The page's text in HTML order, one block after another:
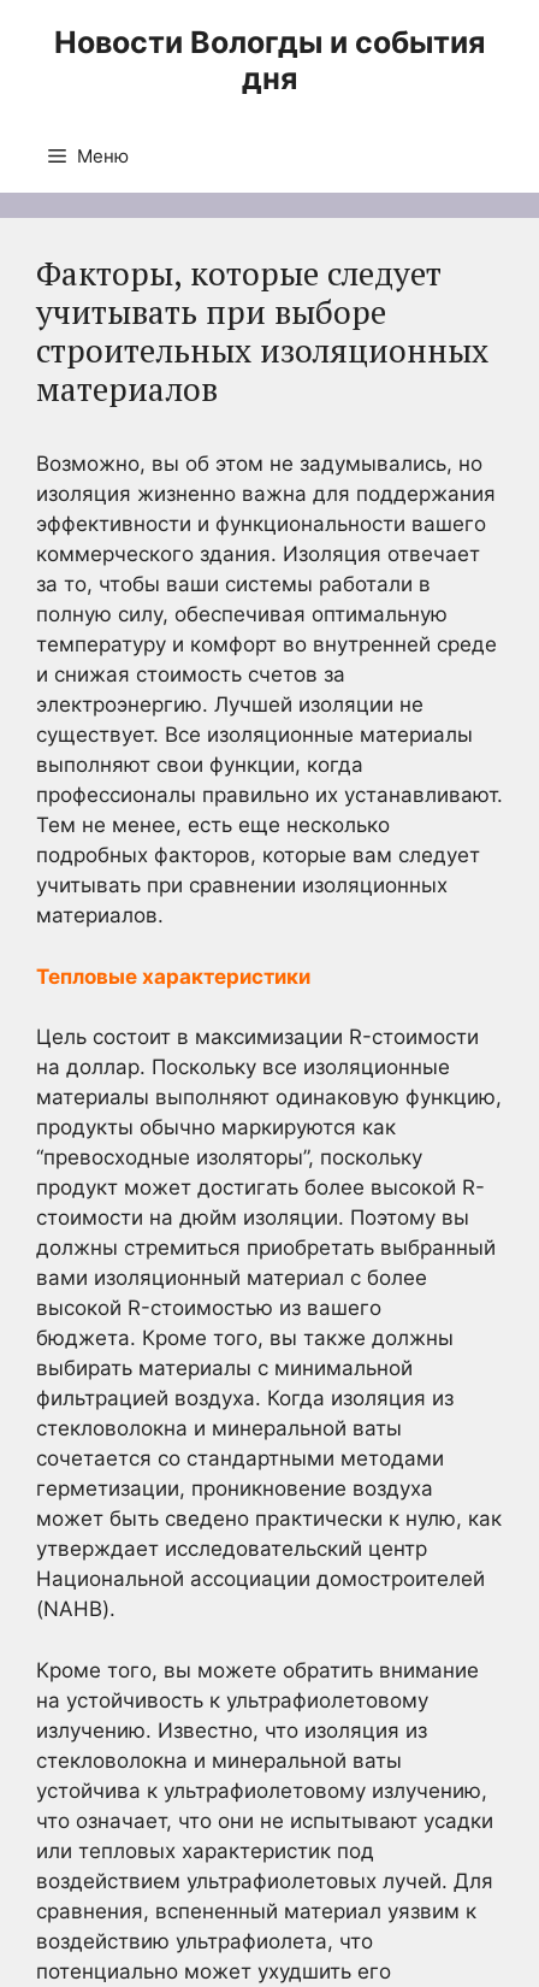
Новости Вологды и события
дня
Меню
Факторы, которые следует
учитывать при выборе
строительных изоляционных
материалов
Возможно, вы об этом не задумывались, но
изоляция жизненно важна для поддержания
эффективности и функциональности вашего
коммерческого здания. Изоляция отвечает
за то, чтобы ваши системы работали в
полную силу, обеспечивая оптимальную
температуру и комфорт во внутренней среде
и снижая стоимость счетов за
электроэнергию. Лучшей изоляции не
существует. Все изоляционные материалы
выполняют свои функции, когда
профессионалы правильно их устанавливают.
Тем не менее, есть еще несколько
подробных факторов, которые вам следует
учитывать при сравнении изоляционных
материалов.
Тепловые характеристики
Цель состоит в максимизации R-стоимости
на доллар. Поскольку все изоляционные
материалы выполняют одинаковую функцию,
продукты обычно маркируются как
“превосходные изоляторы”, поскольку
продукт может достигать более высокой R-
стоимости на дюйм изоляции. Поэтому вы
должны стремиться приобретать выбранный
вами изоляционный материал с более
высокой R-стоимостью из вашего
бюджета. Кроме того, вы также должны
выбирать материалы с минимальной
фильтрацией воздуха. Когда изоляция из
стекловолокна и минеральной ваты
сочетается со стандартными методами
герметизации, проникновение воздуха
может быть сведено практически к нулю, как
утверждает исследовательский центр
Национальной ассоциации домостроителей
(NAHB).
Кроме того, вы можете обратить внимание
на устойчивость к ультрафиолетовому
излучению. Известно, что изоляция из
стекловолокна и минеральной ваты
устойчива к ультрафиолетовому излучению,
что означает, что они не испытывают усадки
или тепловых характеристик под
воздействием ультрафиолетовых лучей. Для
сравнения, вспененный материал уязвим к
воздействию ультрафиолета, что
потенциально может ухудшить его